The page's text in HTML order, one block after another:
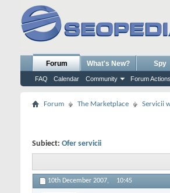
Forum
FAQ Calendar Community Forum Actions
What's New? Spy
Forum The Marketplace Servicii
Subiect: Ofer servicii
10th December 2007, 10:45